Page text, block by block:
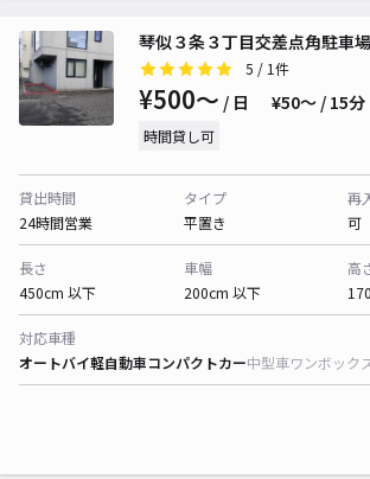
琴似３条３丁目交差点角駐車場
5 / 1件
¥500〜 / 日 ¥50〜 / 15分
時間貸し可
貸出時間
24時間営業
タイプ
平置き
再
可
長さ
450cm 以下
車幅
200cm 以下
高
対応車種
オートバイ軽自動車コンパクトカー中型車ワンボック